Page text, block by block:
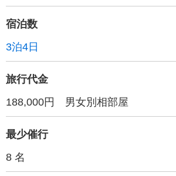
宿泊数
3泊4日
旅行代金
188,000円 男女別相部屋
最少催行
8 名